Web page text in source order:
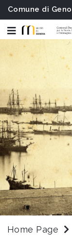
Comune di
Home Page